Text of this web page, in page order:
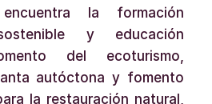
la formación
y educación
del ecoturismo,
autóctona y fomento
la restauración natural,